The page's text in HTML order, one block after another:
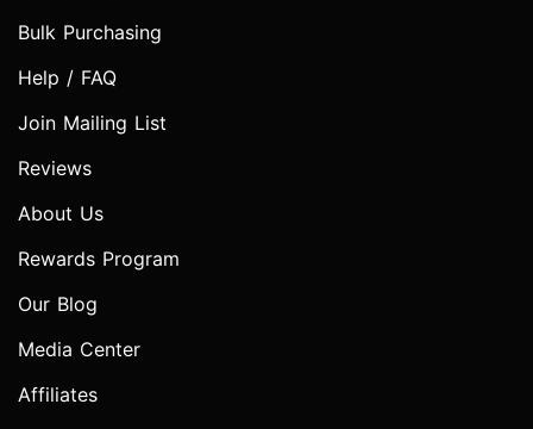
Bulk Purchasing
Help / FAQ
Join Mailing List
Reviews
About Us
Rewards Program
Our Blog
Media Center
Affiliates